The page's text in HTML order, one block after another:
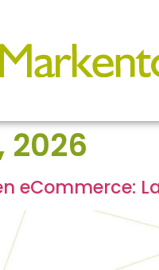
2026
eCommerce: